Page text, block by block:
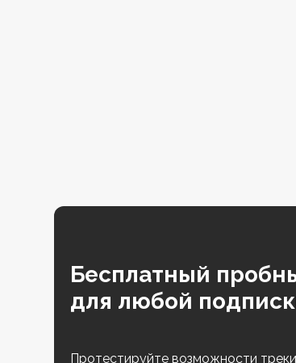
Бесплатный
для любой
Протестируйте возможности